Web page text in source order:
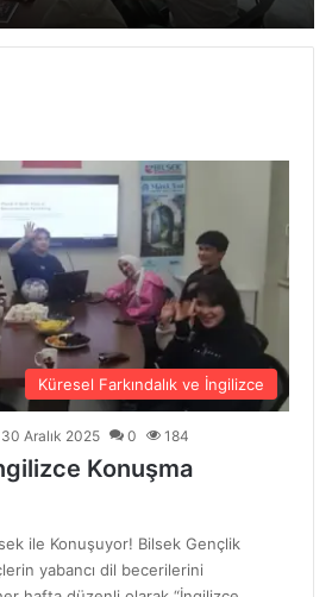
Küresel Farkındalık ve İngilizce
30 Aralık 2025 0 184
Konuşma
ile Konuşuyor! Bilsek Gençlik
yabancı dil becerilerini